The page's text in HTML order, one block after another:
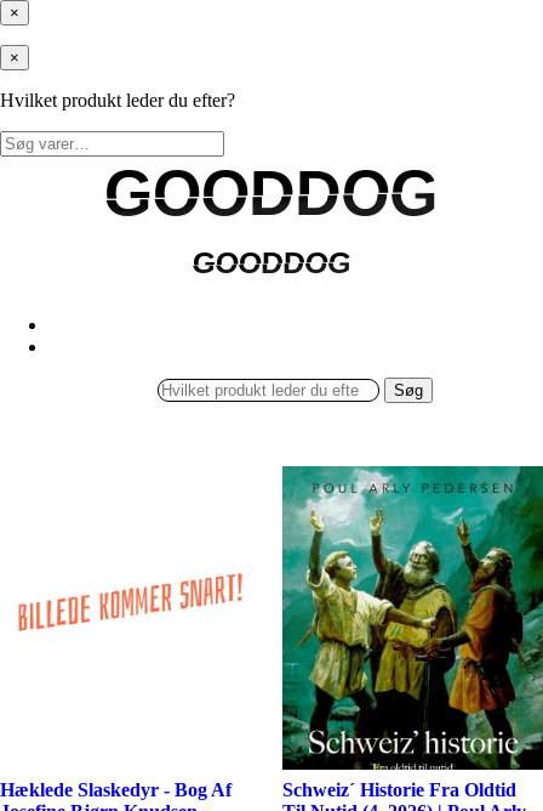
×
×
Hvilket produkt leder du efter?
Søg
efter:
GOODDOG
GOODDOG
GOODDOG
GOODDOG
Søg
Hæklede Slaskedyr - Bog Af
Schweiz´ Historie Fra Oldtid